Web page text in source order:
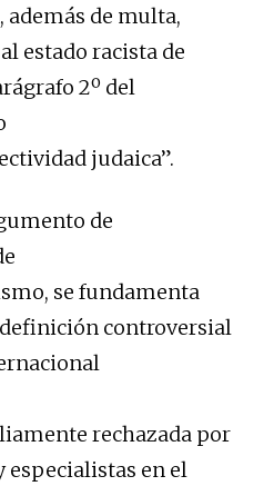
además de multa,
estado racista de
2º del
judaica”.
de
se fundamenta
controversial
rechazada por
en el